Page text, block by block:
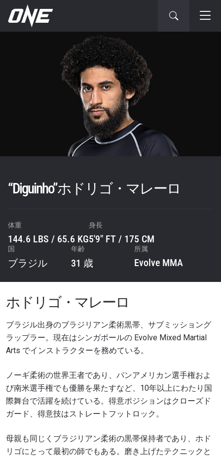
“Diguinho”ホドリゴ・マレーロ
体重
144.6 LBS / 65.6 KG
身長
5'9" FT / 175 CM
国
ブラジル
年齢
31 歳
所属
Evolve MMA
ホドリゴ・マレーロ
ブラジル出身のブラジリアン柔術黒帯、サブミッショング
ラップラー。現在はシンガポールの Evolve Mixed Martial
Arts でインストラクターを務めている。
ノーギ柔術の世界王者であり、パンアメリカン選手権およ
び南米選手権でも優勝を果たすなど、10年以上にわたり国
際舞台で活躍を続けている。得意ポジションはクローズド
ガード、得意技はストレートフットロック。
母親も同じくブラジリアン柔術の黒帯保持者であり、ホド
リゴにとって最初の師でもある。磨き上げたテクニックと